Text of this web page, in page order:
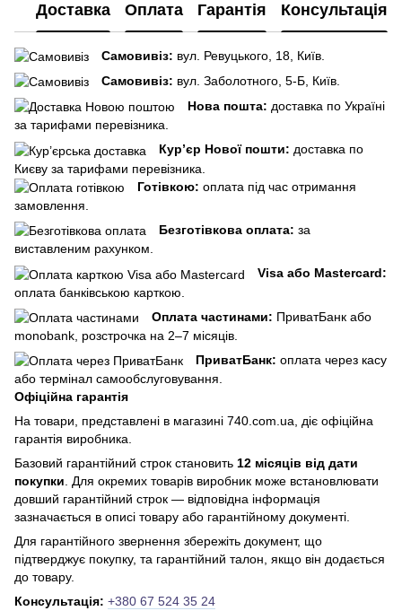
Доставка Оплата Гарантія Консультація
Самовивіз: вул. Ревуцького, 18, Київ.
Самовивіз: вул. Заболотного, 5-Б, Київ.
Нова пошта: доставка по Україні
за тарифами перевізника.
Кур’єр Нової пошти: доставка по
Києву за тарифами перевізника.
Готівкою: оплата під час отримання
замовлення.
Безготівкова оплата: за
виставленим рахунком.
Visa або Mastercard:
оплата банківською карткою.
Оплата частинами: ПриватБанк або
monobank, розстрочка на 2–7 місяців.
ПриватБанк: оплата через касу
або термінал самообслуговування.
Офіційна гарантія
На товари, представлені в магазині 740.com.ua, діє офіційна
гарантія виробника.
Базовий гарантійний строк становить 12 місяців від дати
покупки . Для окремих товарів виробник може встановлювати
довший гарантійний строк — відповідна інформація
зазначається в описі товару або гарантійному документі.
Для гарантійного звернення збережіть документ, що
підтверджує покупку, та гарантійний талон, якщо він додається
до товару.
Консультація: +380 67 524 35 24